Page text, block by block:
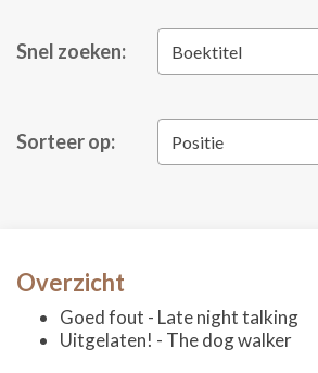
Snel zoeken: Boektitel
Sorteer op: Positie
Overzicht
Goed fout - Late night talking
Uitgelaten! - The dog walker